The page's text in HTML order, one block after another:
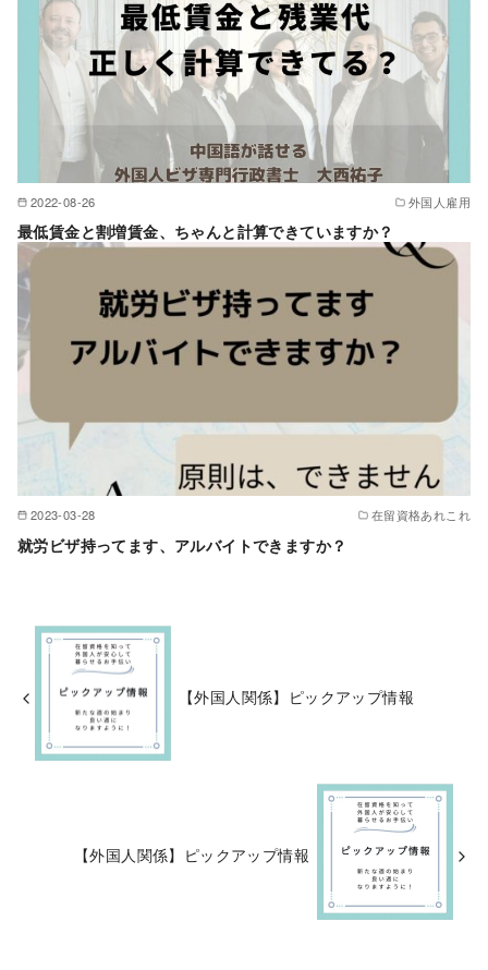
2022-08-26 外国人雇用
最低賃金と割増賃金、ちゃんと計算できていますか？
2023-03-28 在留資格あれこれ
就労ビザ持ってます、アルバイトできますか？
【外国人関係】ピックアップ情報
【外国人関係】ピックアップ情報